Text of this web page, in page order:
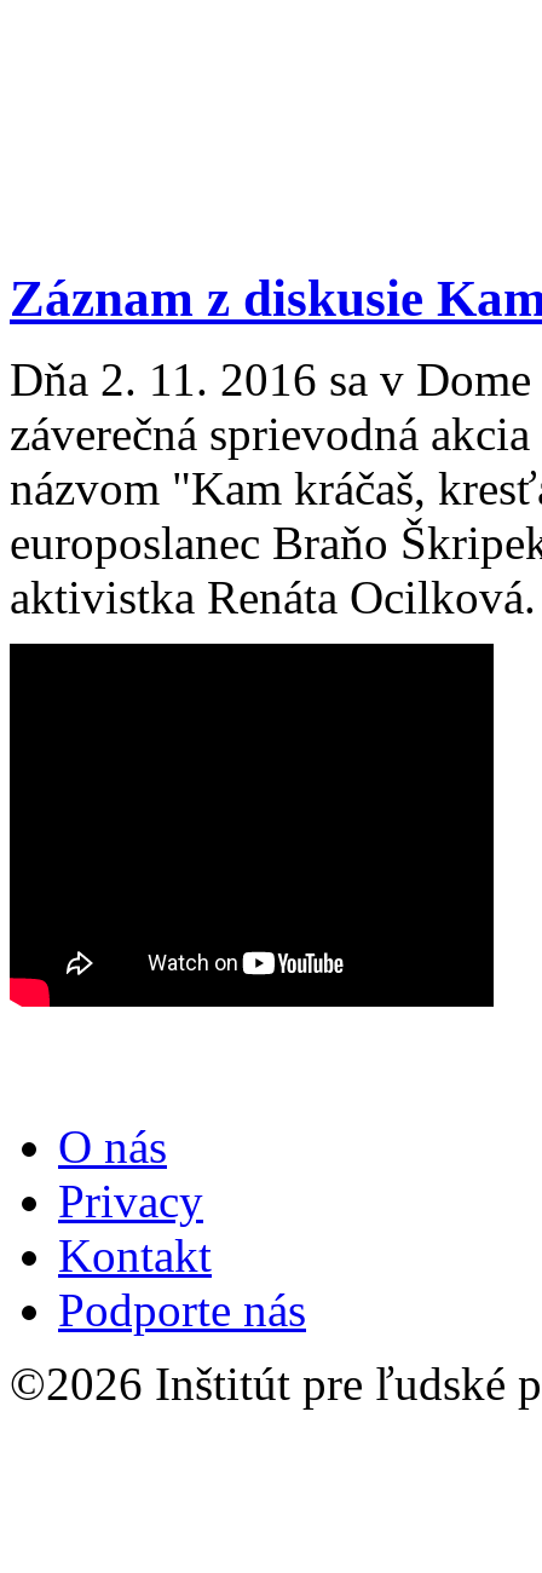
Záznam z diskusie
Dňa 2. 11. 2016 sa v
záverečná sprievodná
názvom "Kam kráčaš,
europoslanec Braňo
aktivistka Renáta Ocilková.
O nás
Privacy
Kontakt
Podporte nás
©2026 Inštitút pre ľudské